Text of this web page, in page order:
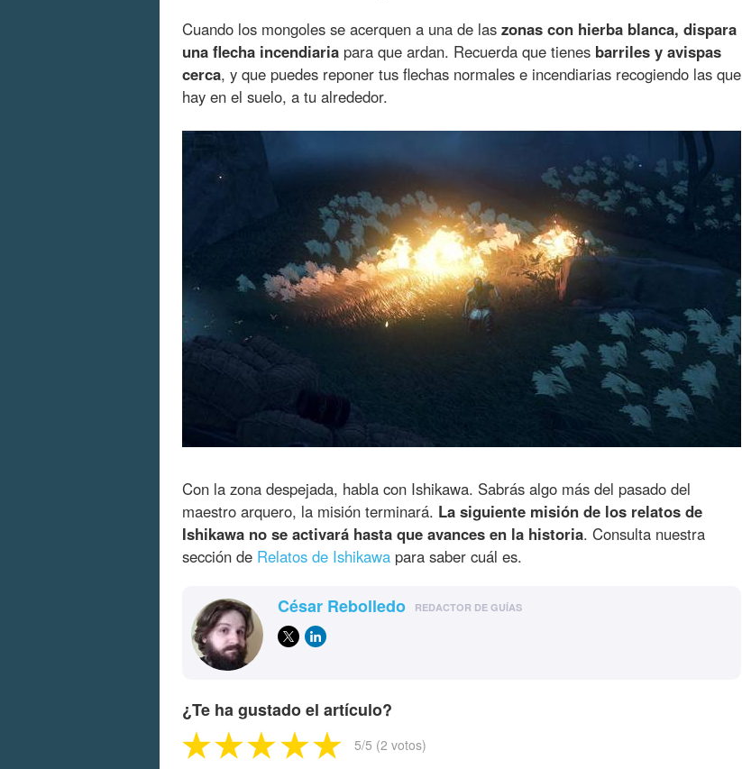
Cuando los mongoles se acerquen a una de las zonas con hierba blanca, dispara
una flecha incendiaria para que ardan. Recuerda que tienes barriles y avispas
cerca, y que puedes reponer tus flechas normales e incendiarias recogiendo las que
hay en el suelo, a tu alrededor.
Con la zona despejada, habla con Ishikawa. Sabrás algo más del pasado del
maestro arquero, la misión terminará. La siguiente misión de los relatos de
Ishikawa no se activará hasta que avances en la historia. Consulta nuestra
sección de Relatos de Ishikawa para saber cuál es.
César Rebolledo REDACTOR DE GUÍAS
¿Te ha gustado el artículo?
5/5 (2 votos)